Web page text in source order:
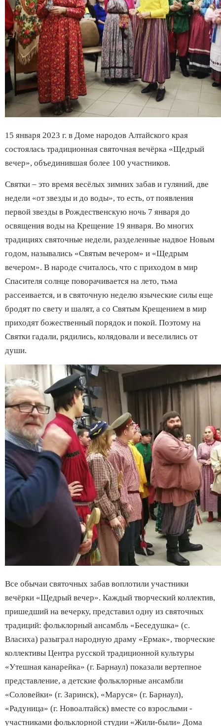
15 января 2023 г. в Доме народов Алтайского края
состоялась традиционная святочная вечёрка «Щедрый
вечер», объединившая более 100 участников.
Святки – это время весёлых зимних забав и гуляний, две
недели «от звезды и до воды», то есть, от появления
первой звезды в Рождественскую ночь 7 января до
освящения воды на Крещение 19 января. Во многих
традициях святочные недели, разделенные надвое Новым
годом, назывались «Святым вечером» и «Щедрым
вечером». В народе считалось, что с приходом в мир
Спасителя солнце поворачивается на лето, тьма
рассеивается, и в святочную неделю языческие силы еще
бродят по свету и шалят, а со Святым Крещением в мир
приходят божественный порядок и покой. Поэтому на
Святки гадали, рядились, колядовали и веселились от
души.
Все обычаи святочных забав воплотили участники
вечёрки «Щедрый вечер». Каждый творческий коллектив,
пришедший на вечерку, представил одну из святочных
традиций: фольклорный ансамбль «Беседушка» (с.
Власиха) разыграл народную драму «Ермак», творческие
коллективы Центра русской традиционной культуры
«Утешная канарейка» (г. Барнаул) показали вертепное
представление, а детские фольклорные ансамбли
«Соловейки» (г. Заринск), «Маруся» (г. Барнаул),
«Радуница» (г. Новоалтайск) вместе со взрослыми -
участниками фольклорной студии «Жили-были» Дома